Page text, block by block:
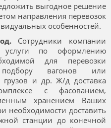
выгодное решение
направления перевозок
особенностей.
Сотрудники компании
услуги по оформлению
для перевозки
вагонов или
грузов и др. Ж/д доставка
с фасованием,
хранением Ваших
необходимости доставить
станции до конечной